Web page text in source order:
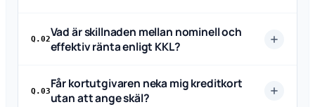
Q.02Vad är skillnaden mellan nominell och
effektiv ränta enligt KKL?
Q.03Får kortutgivaren neka mig kreditkort
utan att ange skäl?